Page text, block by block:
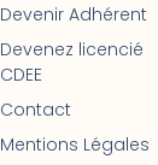
Devenir Adhérent
Devenez licencié
CDEE
Contact
Mentions Légales